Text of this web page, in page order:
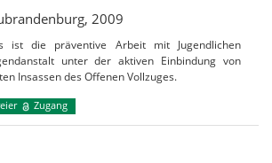
2009
ist die präventive Arbeit mit Jugendlichen
unter der aktiven Einbindung von
Insassen des Offenen Vollzuges.
Zugang